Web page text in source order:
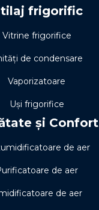
frigorific
Vitrine frigorifice
de condensare
Vaporizatoare
Uși frigorifice
și Confort
de aer
de aer
de aer